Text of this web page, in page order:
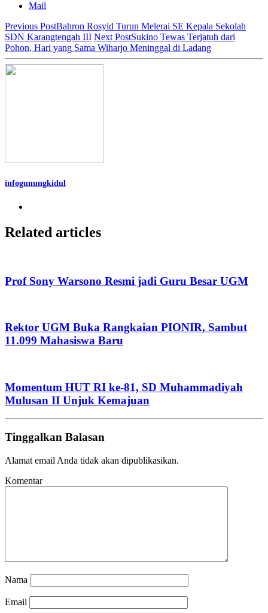
Mail
Previous PostBahron Rosyid Turun Melerai SE Kepala Sekolah
SDN Karangtengah III Next PostSukino Tewas Terjatuh dari
Pohon, Hari yang Sama Wiharjo Meninggal di Ladang
infogunungkidul
Related articles
Prof Sony Warsono Resmi jadi Guru Besar UGM
Rektor UGM Buka Rangkaian PIONIR, Sambut
11.099 Mahasiswa Baru
Momentum HUT RI ke-81, SD Muhammadiyah
Mulusan II Unjuk Kemajuan
Tinggalkan Balasan
Alamat email Anda tidak akan dipublikasikan.
Komentar
Nama
Email